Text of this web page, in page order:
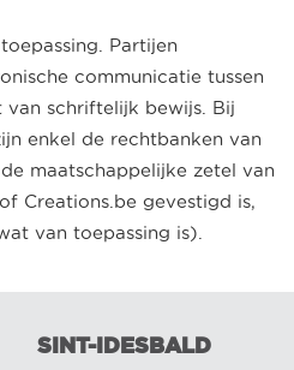
Partijen
communicatie tussen
schriftelijk bewijs. Bij
enkel de rechtbanken van
maatschappelijke zetel van
Creations.be gevestigd is,
van toepassing is).
SINT-IDESBALD